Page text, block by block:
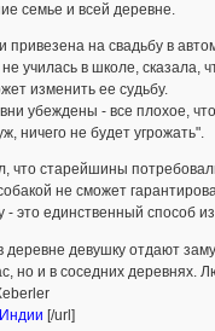
семье и всей деревне.
на свадьбу в
училась в школе,
изменить ее судьбу.
убеждены - все плохое,
ничего не будет угрожать".
старейшины
не сможет
это единственный способ
деревне девушку отдают
но и в соседних деревнях.
[/url]